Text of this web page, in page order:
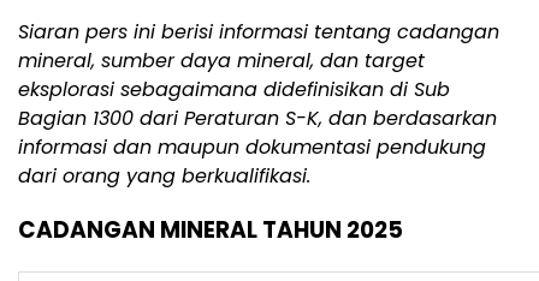
Siaran pers ini berisi informasi tentang cadangan
mineral, sumber daya mineral, dan target
eksplorasi sebagaimana didefinisikan di Sub
Bagian 1300 dari Peraturan S-K, dan berdasarkan
informasi dan maupun dokumentasi pendukung
dari orang yang berkualifikasi.
CADANGAN MINERAL TAHUN 2025